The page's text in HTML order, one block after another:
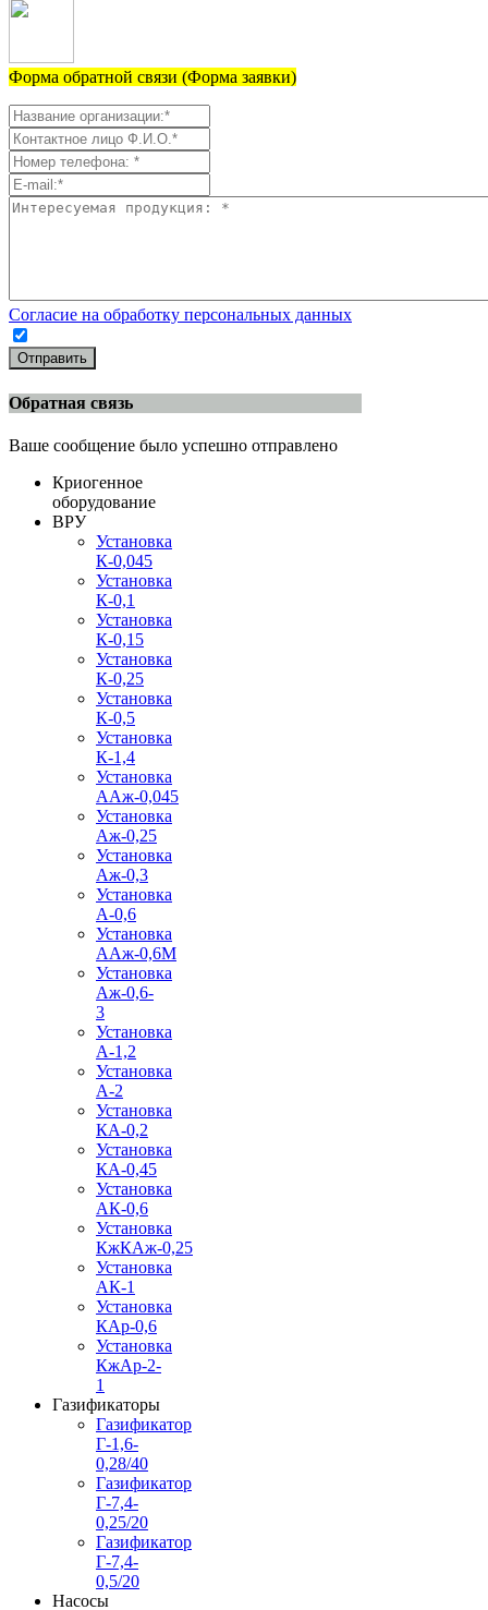
Форма обратной связи (Форма заявки)
Согласие на обработку персональных данных
Отправить
Обратная связь
Ваше сообщение было успешно отправлено
Криогенное
оборудование
ВРУ
Установка
К-0,045
Установка
К-0,1
Установка
К-0,15
Установка
К-0,25
Установка
К-0,5
Установка
К-1,4
Установка
ААж-0,045
Установка
Аж-0,25
Установка
Аж-0,3
Установка
А-0,6
Установка
ААж-0,6М
Установка
Аж-0,6-
3
Установка
А-1,2
Установка
А-2
Установка
КА-0,2
Установка
КА-0,45
Установка
АК-0,6
Установка
КжКАж-0,25
Установка
АК-1
Установка
КАр-0,6
Установка
КжАр-2-
1
Газификаторы
Газификатор
Г-1,6-
0,28/40
Газификатор
Г-7,4-
0,25/20
Газификатор
Г-7,4-
0,5/20
Насосы